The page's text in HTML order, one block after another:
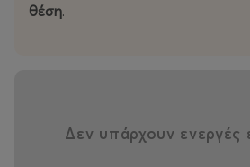
θέση.
Δεν υπάρχουν ενεργές